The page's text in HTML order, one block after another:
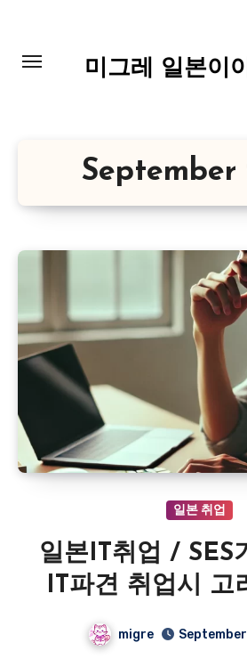
content
미그레 일본이
September
일본 취업
일본IT취업 / SES
IT파견 취업시 고
migre